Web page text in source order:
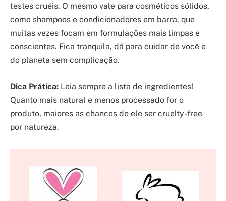
testes cruéis. O mesmo vale para cosméticos sólidos,
como shampoos e condicionadores em barra, que
muitas vezes focam em formulações mais limpas e
conscientes. Fica tranquila, dá para cuidar de você e
do planeta sem complicação.
Dica Prática: Leia sempre a lista de ingredientes!
Quanto mais natural e menos processado for o
produto, maiores as chances de ele ser cruelty-free
por natureza.